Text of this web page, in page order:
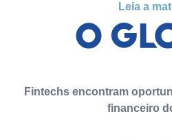
Leia a
Fintechs encontram
financeiro